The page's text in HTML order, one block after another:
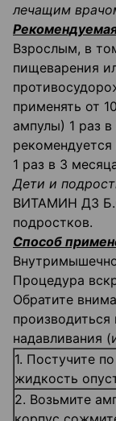
лечащим
Взрослым, в
пищеварения
применять от
ампулы) 1 раз
1 раз в 3
Дети и
ВИТАМИН ДЗ
подростков.
Способ
Процедура
Обратите
надавливания
1. Постучите
жидкость
2. Возьмите